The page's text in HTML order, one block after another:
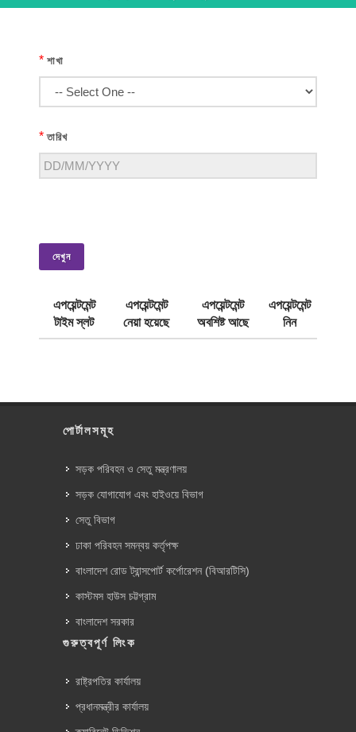
* শাখা
* তারিখ
দেখুন
এপয়েন্টমেন্ট
টাইম স্লট
এপয়েন্টমেন্ট
নেয়া হয়েছে
এপয়েন্টমেন্ট
অবশিষ্ট আছে
এপয়েন্টমেন্ট
নিন
পোর্টালসমূহ
সড়ক পরিবহন ও সেতু মন্ত্রণালয়
সড়ক যোগাযোগ এবং হাইওয়ে বিভাগ
সেতু বিভাগ
ঢাকা পরিবহন সমন্বয় কর্তৃপক্ষ
বাংলাদেশ রোড ট্রান্সপোর্ট কর্পোরেশন (বিআরটিসি)
কাস্টমস হাউস চট্টগ্রাম
বাংলাদেশ সরকার
গুরুত্বপূর্ণ লিংক
রাষ্ট্রপতির কার্যালয়
প্রধানমন্ত্রীর কার্যালয়